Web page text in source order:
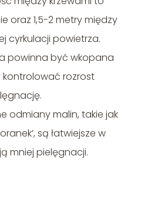
oraz 1,5-2 metry między
cyrkulacji powietrza.
powinna być wkopana
rozrost
odmiany malin, takie jak
są łatwiejsze w
mniej pielęgnacji.